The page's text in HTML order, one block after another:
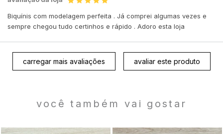
Biquínis com modelagem perfeita . Já comprei algumas vezes e
sempre chegou tudo certinhos e rápido . Adoro esta loja
carregar mais avaliações avaliar este produto
você também vai gostar